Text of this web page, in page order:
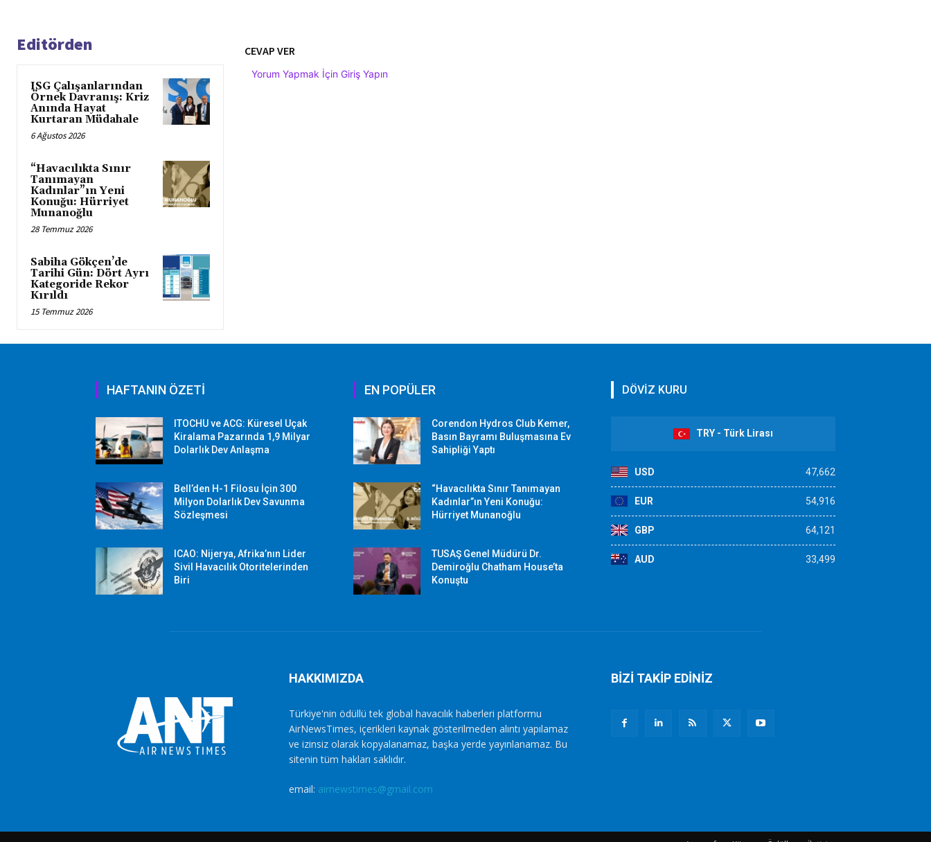
Editörden
ISG Çalışanlarından
Örnek Davranış: Kriz
Anında Hayat
Kurtaran Müdahale
6 Ağustos 2026
“Havacılıkta Sınır
Tanımayan
Kadınlar”ın Yeni
Konuğu: Hürriyet
Munanoğlu
28 Temmuz 2026
Sabiha Gökçen’de
Tarihi Gün: Dört Ayrı
Kategoride Rekor
Kırıldı
15 Temmuz 2026
CEVAP VER
Yorum Yapmak İçin Giriş Yapın
HAFTANIN ÖZETİ
ITOCHU ve ACG: Küresel Uçak
Kiralama Pazarında 1,9 Milyar
Dolarlık Dev Anlaşma
Bell’den H-1 Filosu İçin 300
Milyon Dolarlık Dev Savunma
Sözleşmesi
ICAO: Nijerya, Afrika’nın Lider
Sivil Havacılık Otoritelerinden
Biri
EN POPÜLER
Corendon Hydros Club Kemer,
Basın Bayramı Buluşmasına Ev
Sahipliği Yaptı
“Havacılıkta Sınır Tanımayan
Kadınlar”ın Yeni Konuğu:
Hürriyet Munanoğlu
TUSAŞ Genel Müdürü Dr.
Demiroğlu Chatham House’ta
Konuştu
DÖVİZ KURU
TRY - Türk Lirası
USD 47,662
EUR 54,916
GBP 64,121
AUD 33,499
HAKKIMIZDA
Türkiye'nin ödüllü tek global havacılık haberleri platformu
AirNewsTimes, içerikleri kaynak gösterilmeden alıntı yapılamaz
ve izinsiz olarak kopyalanamaz, başka yerde yayınlanamaz. Bu
sitenin tüm hakları saklıdır.
email: airnewstimes@gmail.com
BİZİ TAKİP EDİNİZ